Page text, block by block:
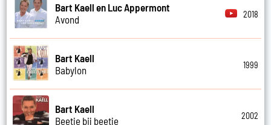
Bart Kaell en Luc Appermont
Avond
2018
Bart Kaell
Babylon
1999
Bart Kaell
Beetje bij beetje
2002